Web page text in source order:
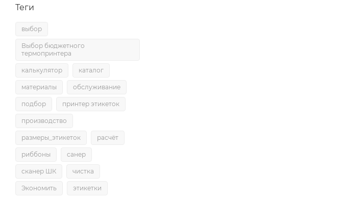
Теги
выбор
Выбор бюджетного
термопринтера
калькулятор каталог
материалы обслуживание
подбор принтер этикеток
производство
размеры_этикеток расчёт
риббоны санер
сканер ШК чистка
Экономить этикетки